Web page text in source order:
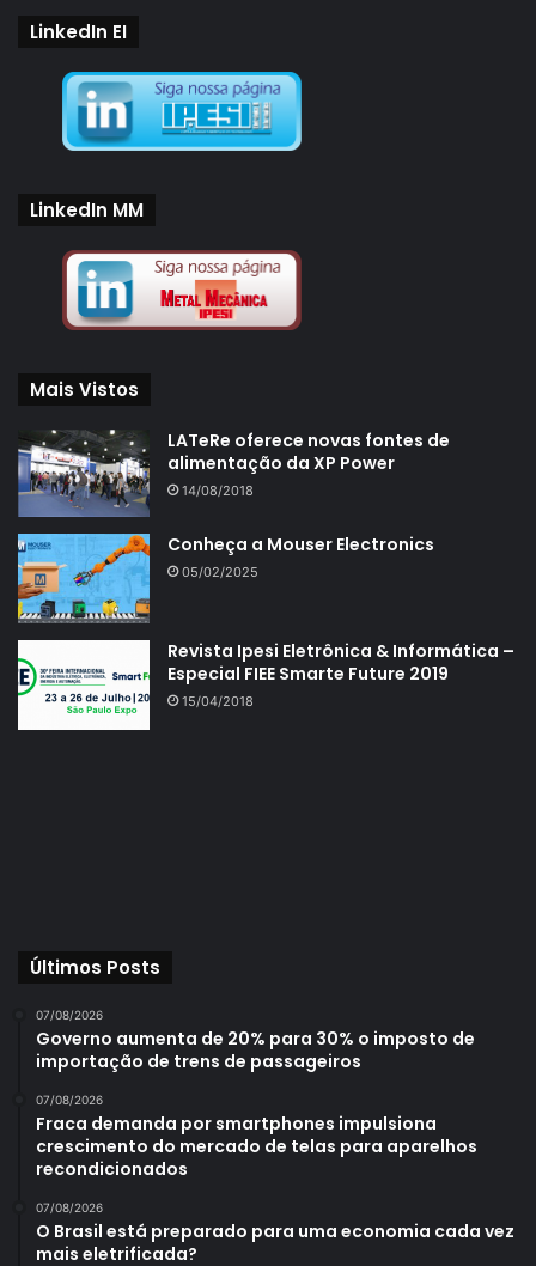
LinkedIn EI
LinkedIn MM
Mais Vistos
LATeRe oferece novas fontes de
alimentação da XP Power
14/08/2018
Conheça a Mouser Electronics
05/02/2025
Revista Ipesi Eletrônica & Informática –
Especial FIEE Smarte Future 2019
15/04/2018
Últimos Posts
07/08/2026
Governo aumenta de 20% para 30% o imposto de
importação de trens de passageiros
07/08/2026
Fraca demanda por smartphones impulsiona
crescimento do mercado de telas para aparelhos
recondicionados
07/08/2026
O Brasil está preparado para uma economia cada vez
mais eletrificada?